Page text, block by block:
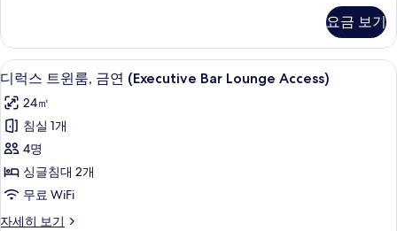
기
대
1
개
및
소
파
베
드,
금
킹
사
이
즈
침
대
개
및
소
파
베
요금 보기
디
럭
스
트
윈
룸,
금
9
디럭스 트윈룸, 금연 (Executive Bar Lounge Access)
24㎡
침실 1개
4명
싱글침대 2개
무료 WiFi
자세히 보기
디